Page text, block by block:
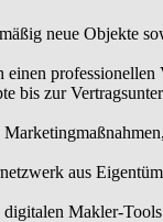
neue Objekte
professionellen
zur
aus
Makler-